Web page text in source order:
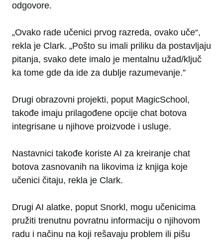
odgovore.
„Ovako rade učenici prvog razreda, ovako uče“,
rekla je Clark. „Pošto su imali priliku da postavljaju
pitanja, svako dete imalo je mentalnu užad/ključ
ka tome gde da ide za dublje razumevanje.”
Drugi obrazovni projekti, poput MagicSchool,
takođe imaju prilagođene opcije chat botova
integrisane u njihove proizvode i usluge.
Nastavnici takođe koriste AI za kreiranje chat
botova zasnovanih na likovima iz knjiga koje
učenici čitaju, rekla je Clark.
Drugi AI alatke, poput Snorkl, mogu učenicima
pružiti trenutnu povratnu informaciju o njihovom
radu i načinu na koji rešavaju problem ili pišu